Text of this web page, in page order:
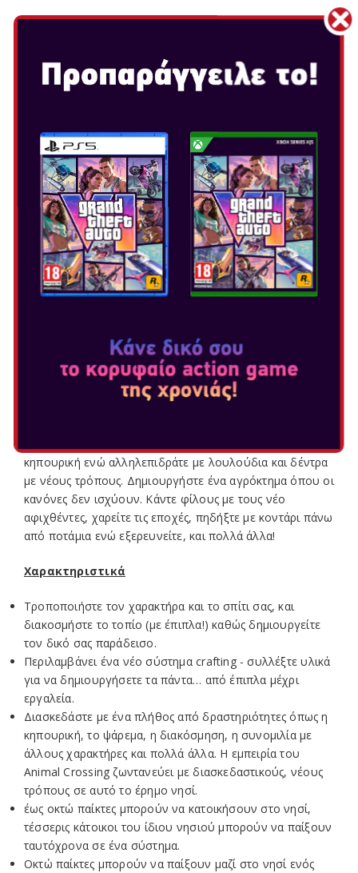
ΤΟ ΠΟΛΥΑΓΑΠΗΜΕΝΟ
ANIMAL CROSSING
ΕΡΧΕΤΑΙ ΣΤΟ
NINTENDO SWITCH!
Αν η μοντέρνα ζωή σας έχει εξοντώσει, ο Tom Nook σας
έχει μια νέα πρόταση που θα λατρέψετε: το Deserted
Island Getaway Package! Σίγουρα, έχετε συναντήσει και
άλλους ενδιαφέροντες χαρακτήρες, έχετε περάσει
υπέροχα στην πόλη, και έχετε κάνει και κοινωφελή
εργασία. Αλλά βαθιά μέσα σας θέλατε πάντα... ελευθερία.
νησιού, όπου η αγνή και πλούσια φύση σας περιμένει,
είναι ότι ακριβώς χρειάζεστε.
Ήρεμη δημιουργικότητα και διασκέδαση σας περιμένουν
καθώς φτιάχνετε τη νέα σας ζωή όπως ακριβώς τη θέλετε.
κηπουρική ενώ αλληλεπιδράτε με λουλούδια και δέντρα
με νέους τρόπους. Δημιουργήστε ένα αγρόκτημα όπου οι
κανόνες δεν ισχύουν. Κάντε φίλους με τους νέο
αφιχθέντες, χαρείτε τις εποχές, πηδήξτε με κοντάρι πάνω
από ποτάμια ενώ εξερευνείτε, και πολλά άλλα!
Χαρακτηριστικά
Τροποποιήστε τον χαρακτήρα και το σπίτι σας, και
διακοσμήστε το τοπίο (με έπιπλα!) καθώς δημιουργείτε
τον δικό σας παράδεισο.
Περιλαμβάνει ένα νέο σύστημα crafting - συλλέξτε υλικά
για να δημιουργήσετε τα πάντα… από έπιπλα μέχρι
εργαλεία.
Διασκεδάστε με ένα πλήθος από δραστηριότητες όπως η
κηπουρική, το ψάρεμα, η διακόσμηση, η συνομιλία με
άλλους χαρακτήρες και πολλά άλλα. Η εμπειρία του
Animal Crossing ζωντανεύει με διασκεδαστικούς, νέους
τρόπους σε αυτό το έρημο νησί.
έως οκτώ παίκτες μπορούν να κατοικήσουν στο νησί,
τέσσερις κάτοικοι του ίδιου νησιού μπορούν να παίξουν
ταυτόχρονα σε ένα σύστημα.
Οκτώ παίκτες μπορούν να παίξουν μαζί στο νησί ενός